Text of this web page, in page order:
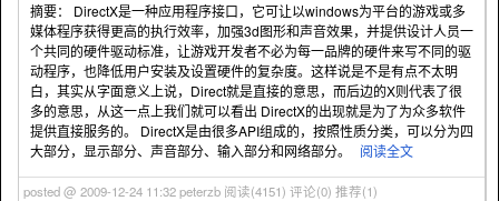
摘要： DirectX是一种应用程序接口，它可让以windows为平台的游戏或多
媒体程序获得更高的执行效率，加强3d图形和声音效果，并提供设计人员一
个共同的硬件驱动标准，让游戏开发者不必为每一品牌的硬件来写不同的驱
动程序，也降低用户安装及设置硬件的复杂度。这样说是不是有点不太明
白，其实从字面意义上说，Direct就是直接的意思，而后边的X则代表了很
多的意思，从这一点上我们就可以看出 DirectX的出现就是为了为众多软件
提供直接服务的。 DirectX是由很多API组成的，按照性质分类，可以分为四
大部分，显示部分、声音部分、输入部分和网络部分。
阅读全文
posted @ 2009-12-24 11:32 peterzb 阅读(4151) 评论(0) 推荐(1)